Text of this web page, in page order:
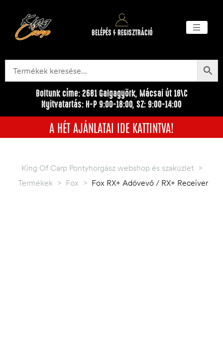
BELÉPÉS / REGISZTRÁCIÓ
Boltunk címe: 2681 Galgagyörk, Mácsai út 18\C
Nyitvatartás: H-P 9:00-18:00, SZ: 9:00-14:00
A HÉT AJÁNLATAI IDE KATTINTVA!
King Of Carp Pontyhorgász webshop és szaküzlet >
Termékek > Fox > Fox RX+ Adóvevő / RX+ Receiver